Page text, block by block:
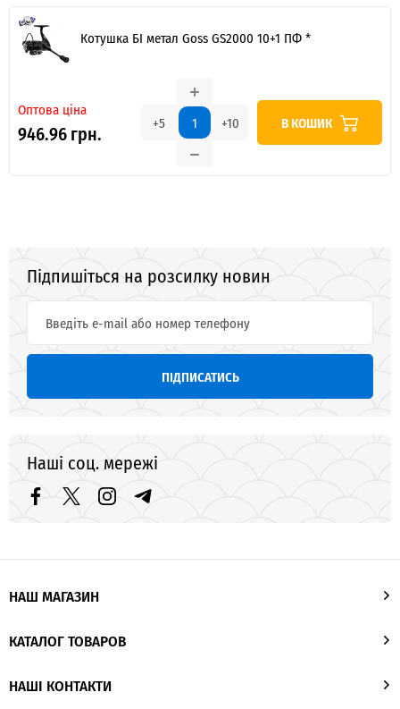
Котушка БІ метал Goss GS2000 10+1 ПФ *
Оптова ціна
946.96 грн. +5 +10 В КОШИК
Підпишіться на розсилку новин
ПІДПИСАТИСЬ
Наші соц. мережі
НАШ МАГАЗИН
КАТАЛОГ ТОВАРОВ
НАШІ КОНТАКТИ